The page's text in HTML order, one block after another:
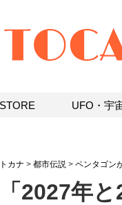
トカナ > 都市伝説 > ペンタゴン
「2027年
STORE UFO・宇